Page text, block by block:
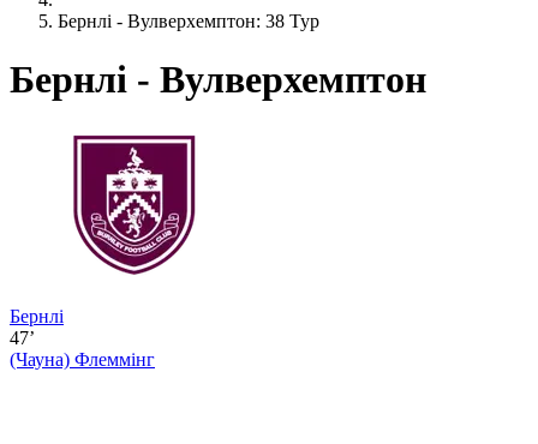
Бернлі - Вулверхемптон: 38 Тур
Бернлі - Вулверхемптон
Бернлі
47’
(Чауна) Флеммінг